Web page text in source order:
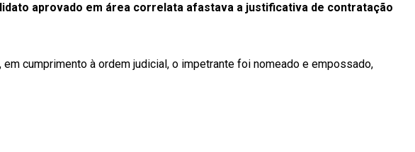
aprovado em área correlata afastava a justificativa de contratação
cumprimento à ordem judicial, o impetrante foi nomeado e empossado,